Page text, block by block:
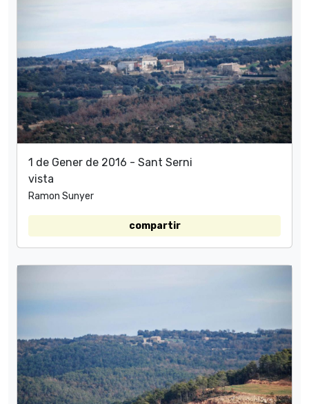
1 de Gener de 2016 - Sant Serni
vista
Ramon Sunyer
compartir